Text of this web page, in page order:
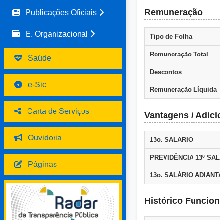
Publicações Oficiais
E. Organizacional
Saúde
e-Sic
Carta de Serviços
Ouvidoria
Páginas
Remuneração
Tipo de Folha
Remuneração Total
Descontos
Remuneração Líquida
Vantagens /
13o. SALARIO
PREVIDÊNCIA 13º
13o. SALÁRIO
Histórico